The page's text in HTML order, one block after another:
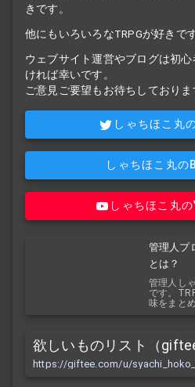
きです。
他にもいろいろなTRPGが好きです
ウェブサイト運営やブログは初
ければ幸いです。
ご意見ご要望もお待ちしておりま
しゃちほこ丸
しゃちほこ丸
しゃちほこ丸
管理人プ
とは？
管理人し
です。
味をまと
欲しいものリスト（
https://giftee.com/u/